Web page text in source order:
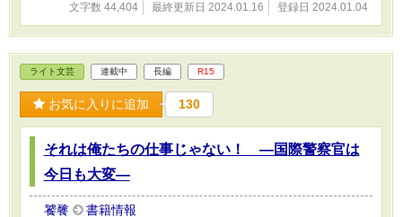
文字数 44,404 最終更新日 2024.01.16 登録日 2024.01.04
ライト文芸 連載中 長編 R15
お気に入りに追加 130
それは俺たちの仕事じゃない！ ―国際警察官は
今日も大変―
饕餮 書籍情報